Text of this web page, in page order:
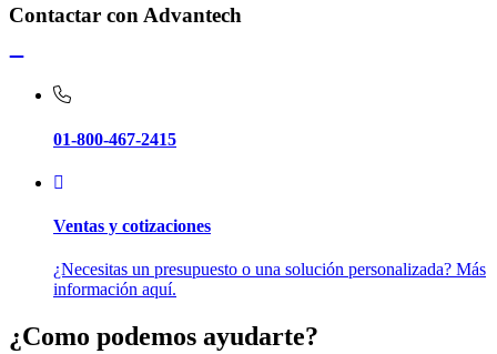
Contactar con Advantech
01-800-467-2415
Ventas y cotizaciones
¿Necesitas un presupuesto o una solución personalizada? Más
información aquí.
¿Como podemos ayudarte?